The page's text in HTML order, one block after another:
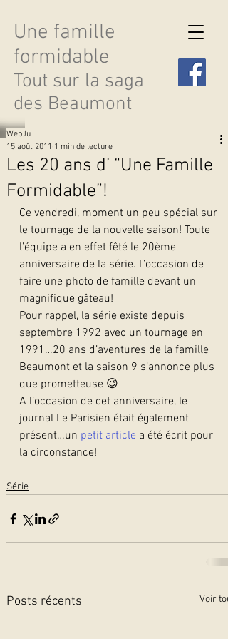
Une famille
formidable
Tout sur la saga
des Beaumont
Découvrir les saisons
Les 20 ans d’ “Une Famille
Formidable”!
WebJu
15 août 2011 1 min de lecture
Ce vendredi, moment un peu spécial sur
le tournage de la nouvelle saison! Toute
l’équipe a en effet fêté le 20ème
anniversaire de la série. L’occasion de
faire une photo de famille devant un
magnifique gâteau!
Pour rappel, la série existe depuis
septembre 1992 avec un tournage en
1991…20 ans d’aventures de la famille
Beaumont et la saison 9 s’annonce plus
que prometteuse 😉
A l’occasion de cet anniversaire, le
journal Le Parisien était également
présent…un petit article a été écrit pour
la circonstance!
Série
Posts récents Voir tout